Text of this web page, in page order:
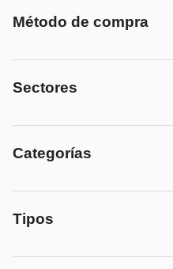
Método de compra
Sectores
Categorías
Tipos